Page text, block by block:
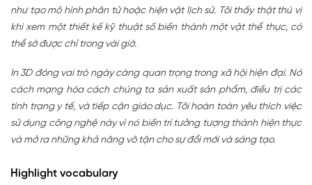
như tạo mô hình phân tử hoặc hiện vật lịch sử. Tôi thấy thật thú vị
khi xem một thiết kế kỹ thuật số biến thành một vật thể thực, có
thể sờ được chỉ trong vài giờ.
In 3D đóng vai trò ngày càng quan trọng trong xã hội hiện đại. Nó
cách mạng hóa cách chúng ta sản xuất sản phẩm, điều trị các
tình trạng y tế, và tiếp cận giáo dục. Tôi hoàn toàn yêu thích việc
sử dụng công nghệ này vì nó biến trí tưởng tượng thành hiện thực
và mở ra những khả năng vô tận cho sự đổi mới và sáng tạo.
Highlight vocabulary